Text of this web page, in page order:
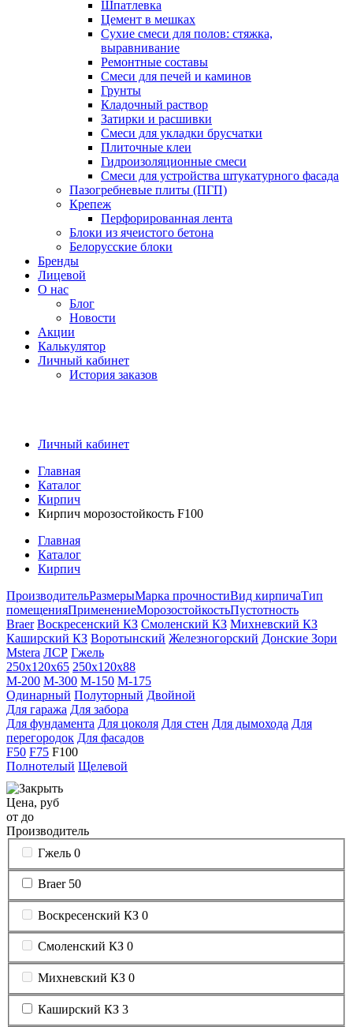
Шпатлевка
Цемент в мешках
Сухие смеси для полов: стяжка,
выравнивание
Ремонтные составы
Смеси для печей и каминов
Грунты
Кладочный раствор
Затирки и расшивки
Смеси для укладки брусчатки
Плиточные клеи
Гидроизоляционные смеси
Смеси для устройства штукатурного фасада
Пазогребневые плиты (ПГП)
Крепеж
Перфорированная лента
Блоки из ячеистого бетона
Белорусские блоки
Бренды
Лицевой
О нас
Блог
Новости
Акции
Калькулятор
Личный кабинет
История заказов
Личный кабинет
Главная
Каталог
Кирпич
Кирпич морозостойкость F100
Главная
Каталог
Кирпич
ПроизводительРазмерыМарка прочностиВид кирпичаТип
помещенияПрименениеМорозостойкостьПустотность
Braer Воскресенский КЗ Смоленский КЗ Михневский КЗ
Каширский КЗ Воротынский Железногорский Донские Зори
Mstera ЛСР Гжель
250х120х65 250х120х88
M-200 M-300 M-150 M-175
Одинарный Полуторный Двойной
Для гаража Для забора
Для фундамента Для цоколя Для стен Для дымохода Для
перегородок Для фасадов
F50 F75 F100
Полнотелый Щелевой
Цена, руб
от до
Производитель
Гжель 0
Braer 50
Воскресенский КЗ 0
Смоленский КЗ 0
Михневский КЗ 0
Каширский КЗ 3